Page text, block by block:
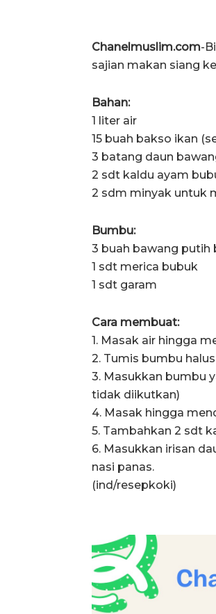
Chanelmuslim.com-
sajian makan siang
Bahan:
1 liter air
15 buah bakso ikan
3 batang daun
2 sdt kaldu ayam
2 sdm minyak untuk
Bumbu:
3 buah bawang putih
1 sdt merica bubuk
1 sdt garam
Cara membuat:
1. Masak air hingga
2. Tumis bumbu
3. Masukkan bumbu
tidak diikutkan)
4. Masak hingga
5. Tambahkan 2 sdt
6. Masukkan irisan
nasi panas.
(ind/resepkoki)